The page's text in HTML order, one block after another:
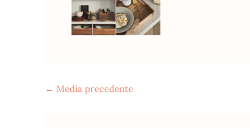
← Media precedente